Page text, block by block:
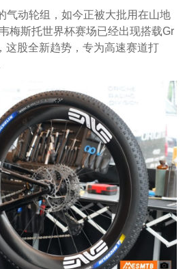
气动轮组，如今正被大批用在山地
梅斯托世界杯赛场已经出现搭载Gr
这股全新趋势，专为高速赛道打